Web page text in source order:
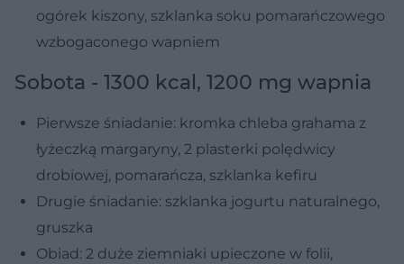
ogórek kiszony, szklanka soku pomarańczowego
wzbogaconego wapniem
Sobota - 1300 kcal, 1200 mg wapnia
Pierwsze śniadanie: kromka chleba grahama z
łyżeczką margaryny, 2 plasterki polędwicy
drobiowej, pomarańcza, szklanka kefiru
Drugie śniadanie: szklanka jogurtu naturalnego,
gruszka
Obiad: 2 duże ziemniaki upieczone w folii,